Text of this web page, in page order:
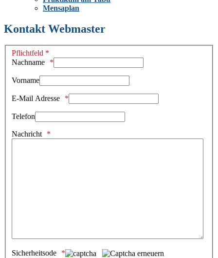
Mensaplan
Kontakt Webmaster
Pflichtfeld *
Nachname
Vorname
E-Mail Adresse
Telefon
Nachricht
Sicherheitsode